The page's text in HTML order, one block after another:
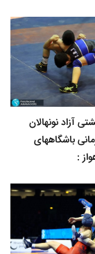
آزاد نونهالان
باشگاههای
: